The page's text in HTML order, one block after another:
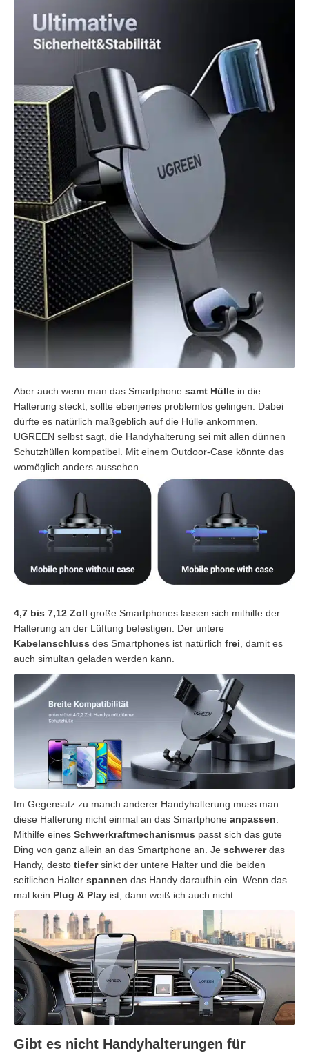
Aber auch wenn man das Smartphone samt Hülle in die
Halterung steckt, sollte ebenjenes problemlos gelingen. Dabei
dürfte es natürlich maßgeblich auf die Hülle ankommen.
UGREEN selbst sagt, die Handyhalterung sei mit allen dünnen
Schutzhüllen kompatibel. Mit einem Outdoor-Case könnte das
womöglich anders aussehen.
4,7 bis 7,12 Zoll große Smartphones lassen sich mithilfe der
Halterung an der Lüftung befestigen. Der untere
Kabelanschluss des Smartphones ist natürlich frei , damit es
auch simultan geladen werden kann.
Im Gegensatz zu manch anderer Handyhalterung muss man
diese Halterung nicht einmal an das Smartphone anpassen
Mithilfe eines Schwerkraftmechanismus passt sich das gute
Ding von ganz allein an das Smartphone an. Je schwererdas
Handy, desto tiefersinkt der untere Halter und die beiden
seitlichen Halter spannen das Handy daraufhin ein. Wenn das
mal kein Plug & Play ist, dann weiß ich auch nicht.
Gibt es nicht Handyhalterungen für